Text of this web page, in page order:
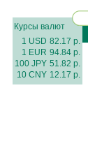
Курсы валют
1 USD 82.17 р.
1 EUR 94.84 р.
100 JPY 51.82 р.
10 CNY 12.17 р.